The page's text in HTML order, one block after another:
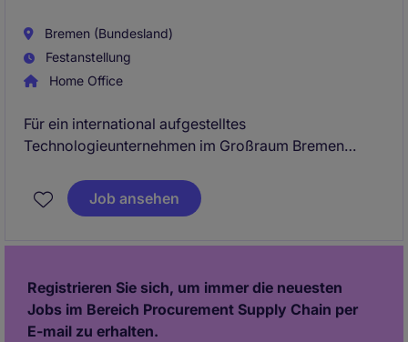
Bremen (Bundesland)
Festanstellung
Home Office
Für ein international aufgestelltes
Technologieunternehmen im Großraum Bremen
In dieser Rolle verantwortest Du die Einhaltung
nationaler und internationaler
Nutze diese einmalige Chance!
Job ansehen
Registrieren Sie sich, um immer die neuesten
Jobs im Bereich Procurement Supply Chain per
E-mail zu erhalten.